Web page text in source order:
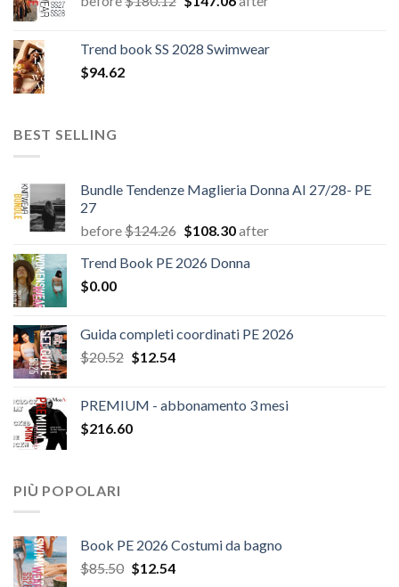
era:
è:
Trend book SS 2028 Swimwear
$94.62
BEST SELLING
Bundle Tendenze Maglieria Donna AI 27/28- PE
27
before$124.26 Il
originale
$108.30Il
attuale
after
Trend Book PE 2026 Donna
$0.00
Guida completi coordinati PE 2026
$20.52 Il
era:
$20.52.
$12.54Il
è:
PREMIUM - abbonamento 3 mesi
$216.60
PIÙ POPOLARI
Book PE 2026 Costumi da bagno
$85.50 Il
$12.54Il